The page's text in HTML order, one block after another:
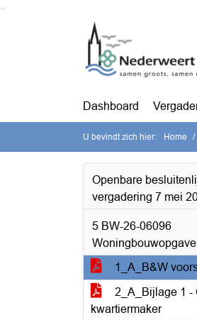
Dashboard
U bevindt zich hier: Home
Openbare
vergadering 7 mei
5 BW-26-06096
1_A_B&W
2_A_Bijlage 1 -
kwartiermaker